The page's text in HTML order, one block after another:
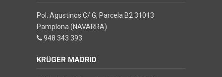
Pol. Agustinos C/ G, Parcela B2 31013
Pamplona (NAVARRA)
948 343 393
KRÜGER MADRID